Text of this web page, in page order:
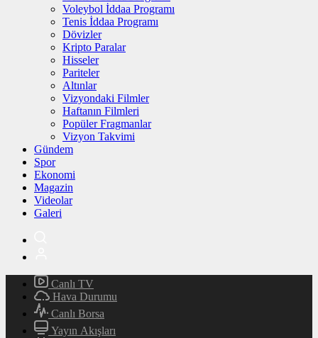
Voleybol İddaa Programı
Tenis İddaa Programı
Dövizler
Kripto Paralar
Hisseler
Pariteler
Altınlar
Vizyondaki Filmler
Haftanın Filmleri
Popüler Fragmanlar
Vizyon Takvimi
Gündem
Spor
Ekonomi
Magazin
Videolar
Galeri
Canlı TV
Hava Durumu
Canlı Borsa
Yayın Akışları